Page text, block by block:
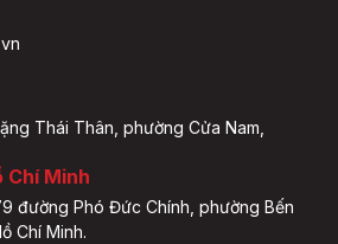
Thái Thân, phường Cửa Nam,
Chí Minh
đường Phó Đức Chính, phường Bến
Chí Minh.